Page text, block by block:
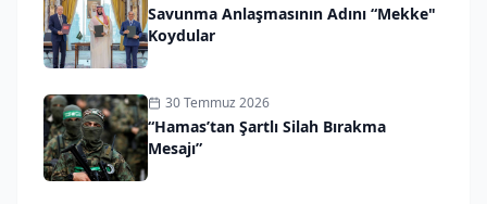
Savunma Anlaşmasının Adını “Mekke"
Koydular
30 Temmuz 2026
“Hamas’tan Şartlı Silah Bırakma
Mesajı”